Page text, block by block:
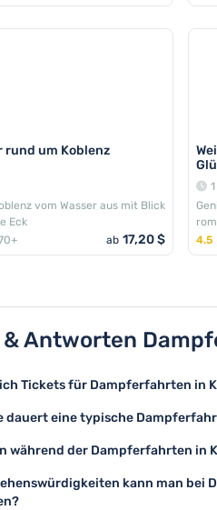
rund um Koblenz
vom Wasser aus mit Blick
Eck
ab 17,20 $
4.5
& Antworten
ich Tickets für Dampferfahrten in
die Dampferfahrten in Koblenz
Plätze sichern.
dauert eine typische
einer Dampferfahrt in Koblenz
1 und 3 Stunden.
während der Dampferfahrten in
Dampfern in Koblenz haben
erwerben.
kann man bei